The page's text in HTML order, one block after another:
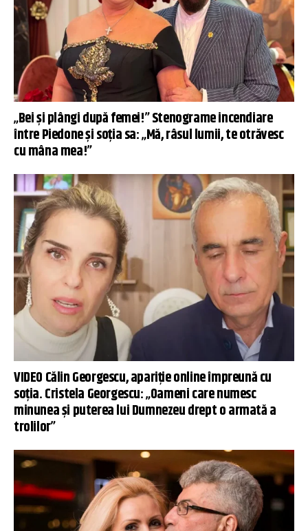
„Bei și plângi după femei!” Stenograme incendiare
între Piedone și soția sa: „Mă, râsul lumii, te otrăvesc
cu mâna mea!”
VIDEO Călin Georgescu, apariție online împreună cu
soția. Cristela Georgescu: „Oameni care numesc
minunea și puterea lui Dumnezeu drept o armată a
trolilor”